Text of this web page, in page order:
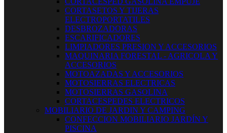
CORTASETOS Y TIJERAS
ELECTROPORTATILES
DESBROZADORAS
ESCARIFICADORES
LIMPIADORES PRESION Y ACCESORIOS
MAQUINARIA FORESTAL - AGRICOLA Y
ACCESORIOS
MOTOAZADAS Y ACCESORIOS
MOTOSIERRAS ELECTRICAS
MOTOSIERRAS GASOLINA
CORTACESPEDES ELECTRICOS
MOBILIARIO DE JARDIN Y CAMPING
CONFECCION MOBILIARIO JARDÍN Y
PISCINA